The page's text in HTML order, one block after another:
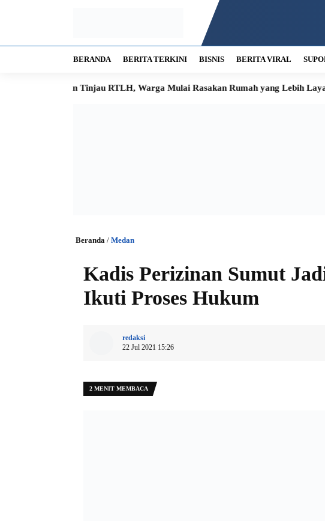
BERANDA BERITA TERKINI BISNIS BERITA VIRAL
Kota Medan Tinjau RTLH, Warga Mulai Rasakan Rumah yang Lebih Layak
Beranda / Medan
Kadis Perizinan Sumut
Ikuti Proses Hukum
redaksi
22 Jul 2021 15:26
2 MENIT MEMBACA